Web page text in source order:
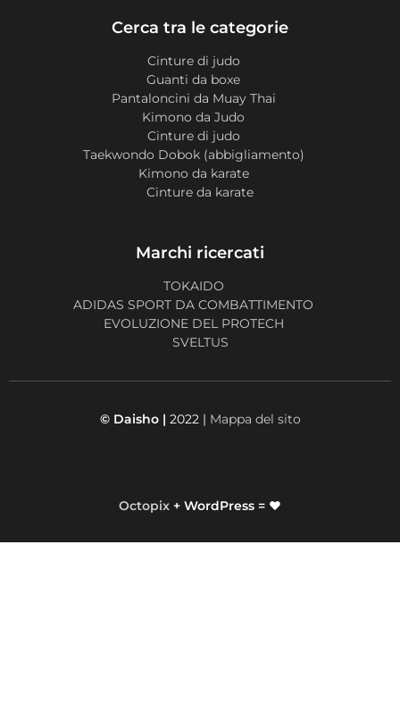
Cerca tra le categorie
Cinture di judo
Guanti da boxe
Pantaloncini da Muay Thai
Kimono da Judo
Cinture di judo
Taekwondo Dobok (abbigliamento)
Kimono da karate
Cinture da karate
Marchi ricercati
TOKAIDO
ADIDAS SPORT DA COMBATTIMENTO
EVOLUZIONE DEL PROTECH
SVELTUS
© Daisho | 2022 | Mappa del sito
Octopix + WordPress = ❤